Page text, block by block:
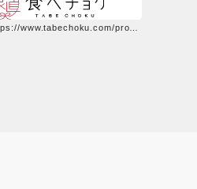
https://www.tabechoku.com/producers/20755